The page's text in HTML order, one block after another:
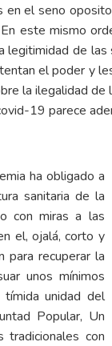
el seno
este mismo
de
el poder y
la ilegalidad
19 parece
ha obligado a
sanitaria de la
con miras a las
el, ojalá, corto y
para recuperar la
unos mínimos
tímida unidad del
Popular, Un
tradicionales con